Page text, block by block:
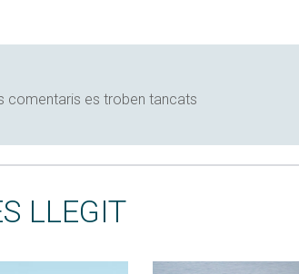
comentaris es troben tancats
LLEGIT